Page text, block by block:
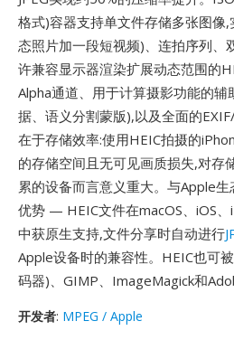
格式)容器支持单文件存储多张图
态照片加一段短视频)、连拍序列、
许兼容显示器渲染扩展动态范围的
Alpha通道、用于计算摄影功能的辅
据、语义分割蒙版),以及全面的
在于存储效率:使用HEIC拍摄的
的存储空间且无可见画质损失,对存
累的设备而言意义重大。与Apple
优势 — HEIC文件在macOS、iOS
中获原生支持,文件分享时自动进行
Apple设备时的兼容性。HEIC也可
码器)、GIMP、ImageMagick和
开发者: MPEG / Apple